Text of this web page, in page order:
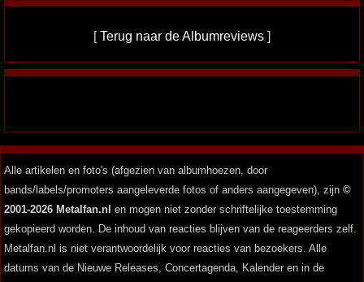
[Terug naar de Albumreviews ]
Alle artikelen en foto's (afgezien van albumhoezen, door
bands/labels/promoters aangeleverde fotos of anders aangegeven), zijn ©
2001-2026 Metalfan.nl en mogen niet zonder schriftelijke toestemming
gekopieerd worden. De inhoud van reacties blijven van de reageerders zelf.
Metalfan.nl is niet verantwoordelijk voor reacties van bezoekers. Alle
datums van de Nieuwe Releases, Concertagenda, Kalender en in de